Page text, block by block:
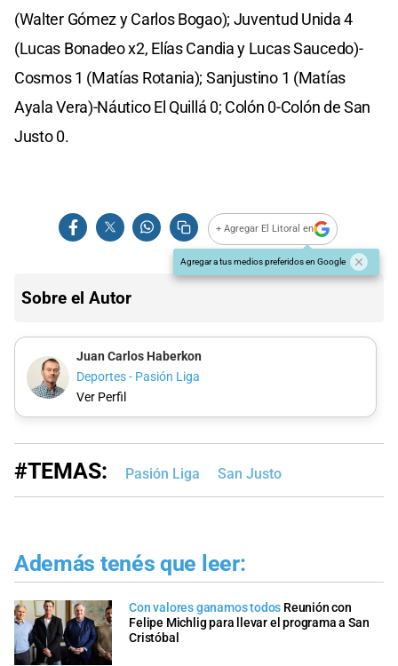
(Walter Gómez y Carlos Bogao); Juventud Unida 4
(Lucas Bonadeo x2, Elías Candia y Lucas Saucedo)-
Cosmos 1 (Matías Rotania); Sanjustino 1 (Matías
Ayala Vera)-Náutico El Quillá 0; Colón 0-Colón de San
Justo 0.
+ Agregar El Litoral en
Agregar a tus medios preferidos en Google
Sobre el Autor
Juan Carlos Haberkon
Deportes - Pasión Liga
Ver Perfil
#TEMAS: Pasión Liga San Justo
Además tenés que leer:
Con valores ganamos todos Reunión con
Felipe Michlig para llevar el programa a San
Cristóbal